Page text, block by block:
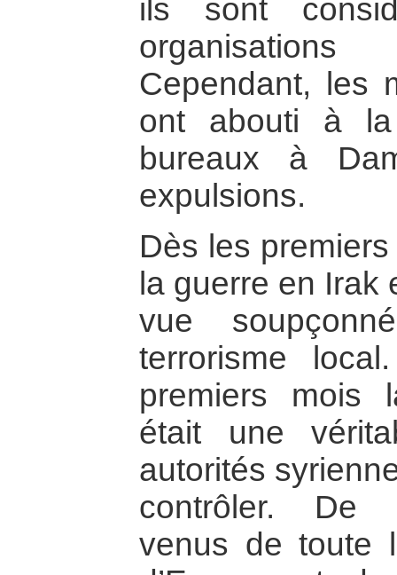
ils sont
Cependant, les
ont abouti à
bureaux à
expulsions.
Dès les
la guerre en Irak
vue
terrorisme
premiers mois
était une
autorités
contrôler. De
venus de toute